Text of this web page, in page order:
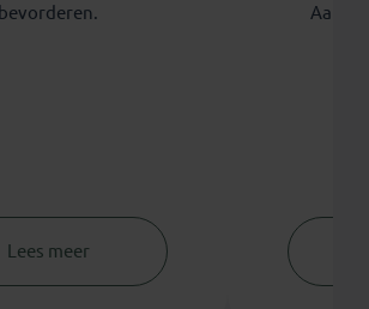
bevorderen.
Lees meer
Aap de